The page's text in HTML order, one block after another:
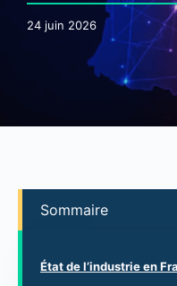
24 juin 2026
Sommaire
État de l’industrie en